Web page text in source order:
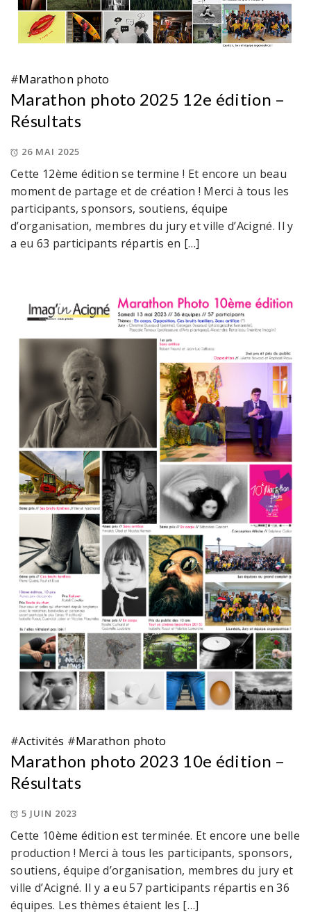
#Marathon photo
Marathon photo 2025 12e édition –
Résultats
26 MAI 2025
Cette 12ème édition se termine ! Et encore un beau
moment de partage et de création ! Merci à tous les
participants, sponsors, soutiens, équipe
d’organisation, membres du jury et ville d’Acigné. Il y
a eu 63 participants répartis en […]
#Activités #Marathon photo
Marathon photo 2023 10e édition –
Résultats
5 JUIN 2023
Cette 10ème édition est terminée. Et encore une belle
production ! Merci à tous les participants, sponsors,
soutiens, équipe d’organisation, membres du jury et
ville d’Acigné. Il y a eu 57 participants répartis en 36
équipes. Les thèmes étaient les […]